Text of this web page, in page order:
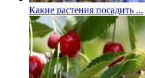
Какие растения посадить ...